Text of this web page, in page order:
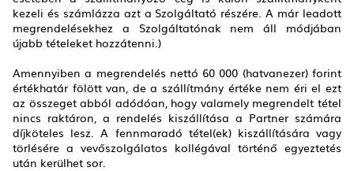
kezeli és számlázza azt a Szolgáltató részére. A már leadott
megrendelésekhez a Szolgáltatónak nem áll módjában
újabb tételeket hozzátenni.)
Amennyiben a megrendelés nettó 60 000 (hatvanezer) forint
értékhatár fölött van, de a szállítmány értéke nem éri el ezt
az összeget abból adódóan, hogy valamely megrendelt tétel
nincs raktáron, a rendelés kiszállítása a Partner számára
díjköteles lesz. A fennmaradó tétel(ek) kiszállítására vagy
törlésére a vevőszolgálatos kollégával történő egyeztetés
után kerülhet sor.